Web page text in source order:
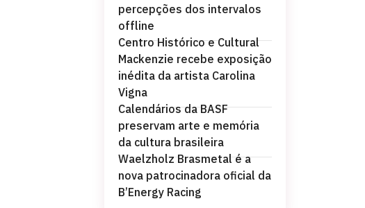
percepções dos intervalos
offline
Centro Histórico e Cultural
Mackenzie recebe exposição
inédita da artista Carolina
Vigna
Calendários da BASF
preservam arte e memória
da cultura brasileira
Waelzholz Brasmetal é a
nova patrocinadora oficial da
B’Energy Racing